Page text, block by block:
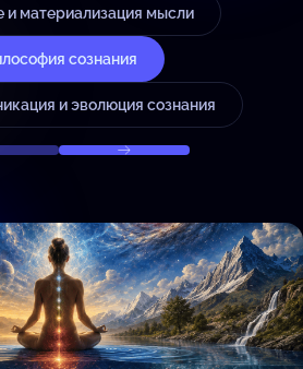
и материализация мысли
сознания
и эволюция сознания